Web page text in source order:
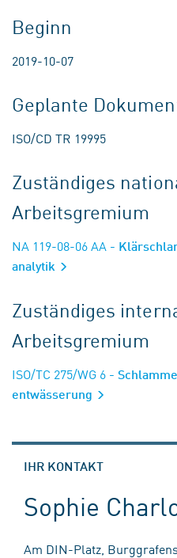
Beginn
2019-10-07
Geplante
ISO/CD TR 19995
Zuständiges
Arbeitsgremium
NA 119-08-06 AA -
analytik
Zuständiges
Arbeitsgremium
ISO/TC 275/WG 6 -
entwässerung
IHR KONTAKT
Sophie
Am DIN-Platz,